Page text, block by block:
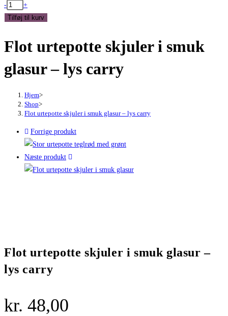
Flot
urtepotte
i
glasur
carry
-
+
Tilføj til kurv
Flot urtepotte skjuler i smuk
glasur – lys carry
Hjem>
Shop>
Flot urtepotte skjuler i smuk glasur – lys carry
Forrige produkt
Næste produkt
Flot urtepotte skjuler i smuk glasur –
lys carry
kr. 48,00